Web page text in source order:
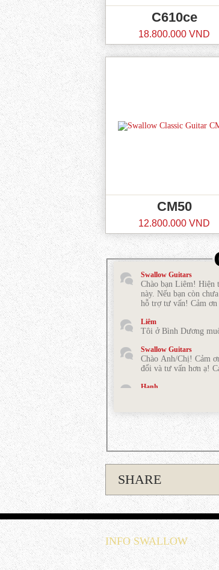
C610ce
18.800.000 VND
CM50
12.800.000 VND
Swallow Guitars
Chào bạn Liêm! Hiện
này. Nếu bạn còn
hỗ trợ tư vấn! Cảm ơn
Liêm
Tôi ở Bình Dương
Swallow Guitars
Chào Anh/Chị! Cảm
đổi và tư vấn hơn ạ!
Hạnh
Kim Ngân
Những cây đàn của
Nguyễn Bảo Toàn
Tôi muốn được tư
năm chơi solo
lê nhật Minh
lê nhật Minh
Hoàng Ngọc
Cửa hàng cho tôi hỏi:
lâu (Tôi ở Thanh
SHARE
INFO SWALLOW